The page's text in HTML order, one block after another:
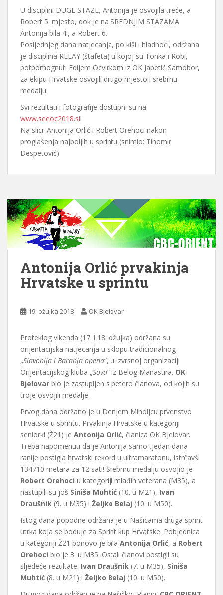
U disciplini DUGE STAZE, Antonija je osvojila treće, a
Robert 5. mjesto, dok je na SREDNJIM STAZAMA
Antonija bila 4., a Robert 6.
Posljednjeg dana natjecanja, po kiši i hladnoći, održana
je disciplina RELAY (štafeta) u kojoj su Tonka i Robi,
potpomognuti Edijem Ocvirkom iz OK Japetić Samobor,
za ekipu Hrvatske osvojili drugo mjesto i srebrnu
medalju.
Svi rezultati i fotografije dostupni su na
www.seeoc2018.si!
Na slici: Antonija Orlić i Robert Orehoci nakon
proglašenja najboljih u sprintu (snimio: Tihomir
Despetović)
Antonija Orlić prvakinja
Hrvatske u sprintu
19. ožujka 2018 OK Bjelovar
Proteklog vikenda (17. i 18. ožujka) održana su
orijentacijska natjecanja u sklopu tradicionalnog
„Slavonija i Baranja opena“, u izvrsnoj organizaciji
Orijentacijskog kluba „Sova“ iz Belog Manastira. OK
Bjelovar bio je zastupljen s petero članova, od kojih su
troje osvojili medalje.
Prvog dana održano je u Donjem Miholjcu prvenstvo
Hrvatske u sprintu. Prvakinja Hrvatske u kategoriji
seniorki (Ž21) je Antonija Orlić, članica OK Bjelovar.
Treba napomenuti da je Antonija samo tjedan dana
ranije postigla hrvatski rekord u ultramaratonu, istrčavši
134710 metara za 12 sati! Srebrnu medalju osvojio je
Robert Orehoci u kategoriji mlađih veterana (M35), a
nastupili su još Siniša Muhtić (10. u M21), Ivan
Draušnik (9. u M35) i Željko Belaj (10. u M50).
Istog dana popodne održana je u Našicama druga sprint
utrka koja se boduje za Sprint kup Hrvatske. Pobjednica
u kategoriji Ž21 ponovo je bila Antonija Orlić, a Robert
Orehoci bio je 3. u M35. Ostali članovi postigli su
sljedeće rezultate: Ivan Draušnik (7. u M35), Siniša
Muhtić (8. u M21) i Željko Belaj (10. u M50).